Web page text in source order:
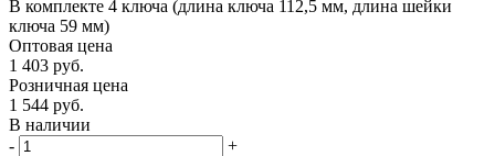
В комплекте 4 ключа (длина ключа 112,5 мм, длина шейки
ключа 59 мм)
Оптовая цена
1 403 руб.
Розничная цена
1 544 руб.
В наличии
-
+